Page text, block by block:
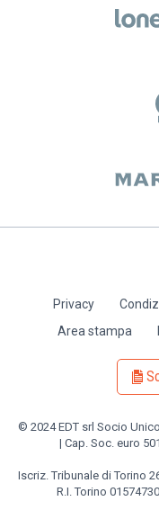
Privacy
Area stampa
© 2024 EDT srl Socio
| Cap. Soc. euro
Iscriz. Tribunale di Torino
R.I. Torino